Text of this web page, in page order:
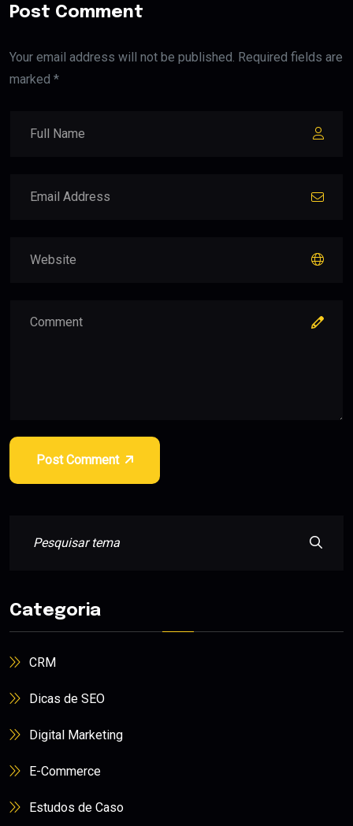
Post Comment
Your email address will not be published. Required fields are
marked *
Post Comment
Categoria
CRM
Dicas de SEO
Digital Marketing
E-Commerce
Estudos de Caso